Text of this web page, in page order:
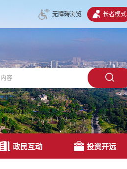
无障碍浏览 长者模式
政民互动 投资开远